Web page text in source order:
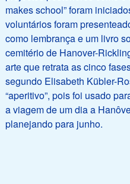
makes school” foram
voluntários foram
como lembrança e um livro
cemitério de Hanover-
arte que retrata as cinco
segundo Elisabeth Kübler-
“aperitivo”, pois foi usado
a viagem de um dia a
planejando para junho.